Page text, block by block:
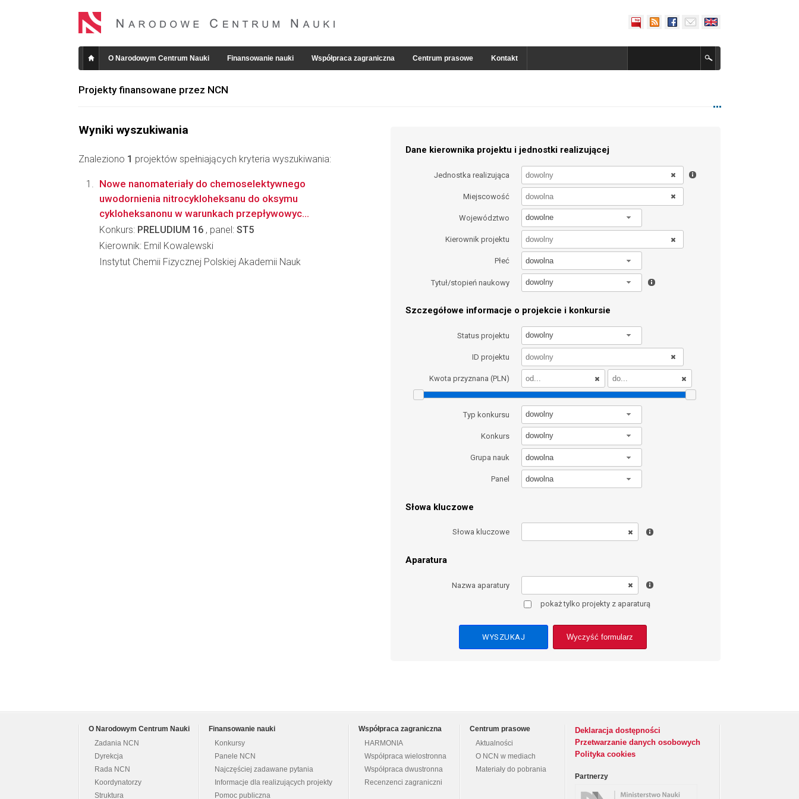
O Narodowym Centrum Nauki Finansowanie nauki Współpraca zagraniczna Centrum prasowe Kontakt
Projekty finansowane przez NCN
Wyniki wyszukiwania
Znaleziono 1 projektów spełniających kryteria wyszukiwania:
Dane kierownika projektu i jednostki realizującej
Jednostka realizująca
Miejscowość
Województwo dowolne
Kierownik projektu
Płeć dowolna
Tytuł/stopień naukowy dowolny
Szczegółowe informacje o projekcie i konkursie
Status projektu dowolny
ID projektu
Kwota przyznana (PLN)
Typ konkursu dowolny
Konkurs dowolny
Grupa nauk dowolna
Panel dowolna
Słowa kluczowe
Słowa kluczowe
Aparatura
Nazwa aparatury
pokaż tylko projekty z aparaturą
Wyczyść formularz
Nowe nanomateriały do chemoselektywnego
uwodornienia nitrocykloheksanu do oksymu
cykloheksanonu w warunkach przepływowyc...
Konkurs: PRELUDIUM 16 , panel: ST5
Kierownik: Emil Kowalewski
Instytut Chemii Fizycznej Polskiej Akademii Nauk
O Narodowym Centrum Nauki
Zadania NCN
Dyrekcja
Rada NCN
Koordynatorzy
Struktura
Finansowanie nauki
Konkursy
Panele NCN
Najczęściej zadawane pytania
Informacje dla realizujących projekty
Pomoc publiczna
Współpraca zagraniczna
HARMONIA
Współpraca wielostronna
Współpraca dwustronna
Recenzenci zagraniczni
Centrum prasowe
Aktualności
O NCN w mediach
Materiały do pobrania
Deklaracja dostępności
Przetwarzanie danych osobowych
Polityka cookies
Partnerzy